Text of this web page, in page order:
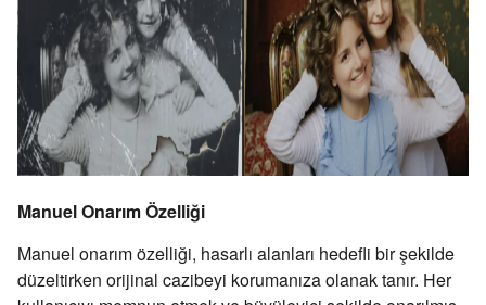
Manuel Onarım Özelliği
Manuel onarım özelliği, hasarlı alanları hedefli bir şekilde
düzeltirken orijinal cazibeyi korumanıza olanak tanır. Her